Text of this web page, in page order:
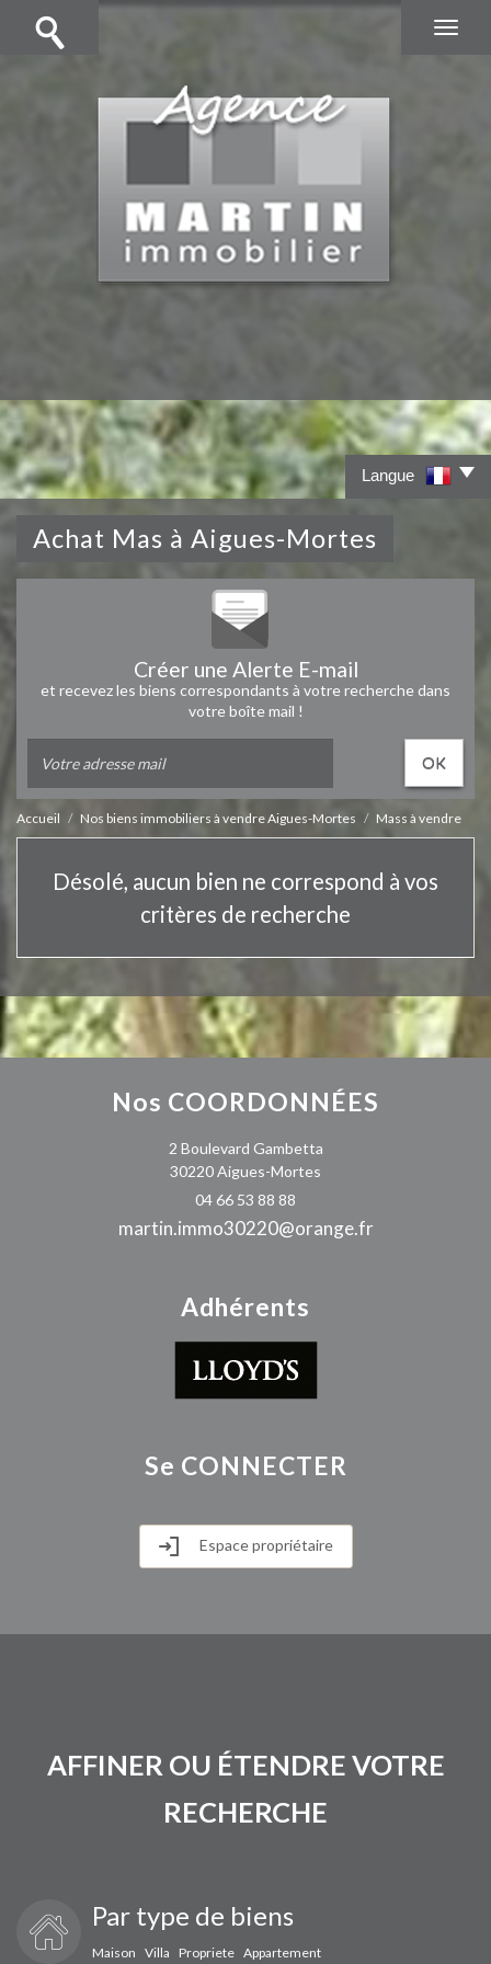
Langue
Achat Mas à Aigues-Mortes
Créer une Alerte E-mail
et recevez les biens correspondants à votre recherche dans
votre boîte mail !
OK
Accueil Nos biens immobiliers à vendre Aigues-Mortes Mass à vendre
Désolé, aucun bien ne correspond à vos
critères de recherche
Nos COORDONNÉES
2 Boulevard Gambetta
30220 Aigues-Mortes
04 66 53 88 88
martin.immo30220@orange.fr
Adhérents
Se CONNECTER
Espace propriétaire
AFFINER OU ÉTENDRE VOTRE
RECHERCHE
Par type de biens
Maison Villa Propriete Appartement